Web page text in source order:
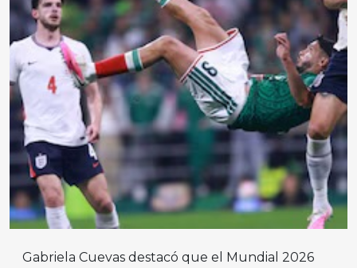
Gabriela Cuevas destacó que el Mundial 2026